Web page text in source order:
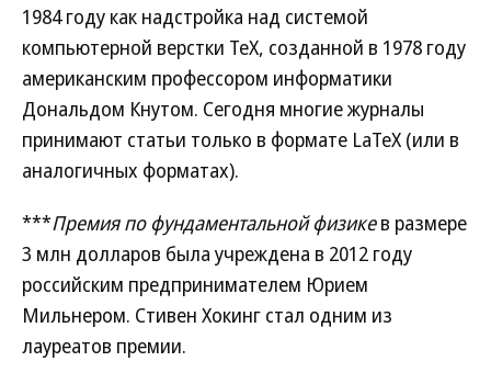
1984 году как надстройка над системой
компьютерной верстки TeX, созданной в 1978 году
американским профессором информатики
Дональдом Кнутом. Сегодня многие журналы
принимают статьи только в формате LaTeX (или в
аналогичных форматах).
***Премия по фундаментальной физикев размере
3 млн долларов была учреждена в 2012 году
российским предпринимателем Юрием
Мильнером. Стивен Хокинг стал одним из
лауреатов премии.